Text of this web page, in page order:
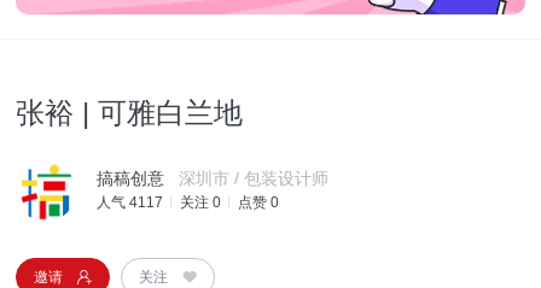
张裕 | 可雅白兰地
搞稿创意 深圳市 / 包装设计师
人气 4117 关注 0 点赞 0
邀请 关注